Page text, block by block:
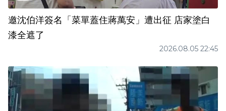
邀沈伯洋簽名「菜單蓋住蔣萬安」遭出征 店家塗白
漆全遮了
2026.08.05 22:45